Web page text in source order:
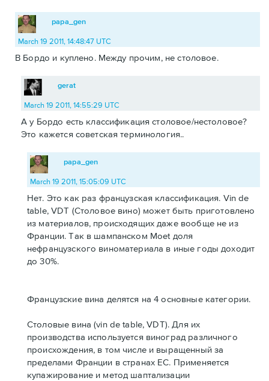
papa_gen
March 19 2011, 14:48:47 UTC
В Бордо и куплено. Между прочим, не столовое.
gerat
March 19 2011, 14:55:29 UTC
А у Бордо есть классификация столовое/нестоловое?
Это кажется советская терминология..
papa_gen
March 19 2011, 15:05:09 UTC
Нет. Это как раз французская классификация. Vin de
table, VDT (Столовое вино) может быть приготовлено
из материалов, происходящих даже вообще не из
Франции. Так в шампанском Moet доля
нефранцузского виноматериала в иные годы доходит
до 30%.
Французские вина делятся на 4 основные категории.
Столовые вина (vin de table, VDT). Для их
производства используется виноград различного
происхождения, в том числе и выращенный за
пределами Франции в странах ЕС. Применяется
купажирование и метод шаптализации